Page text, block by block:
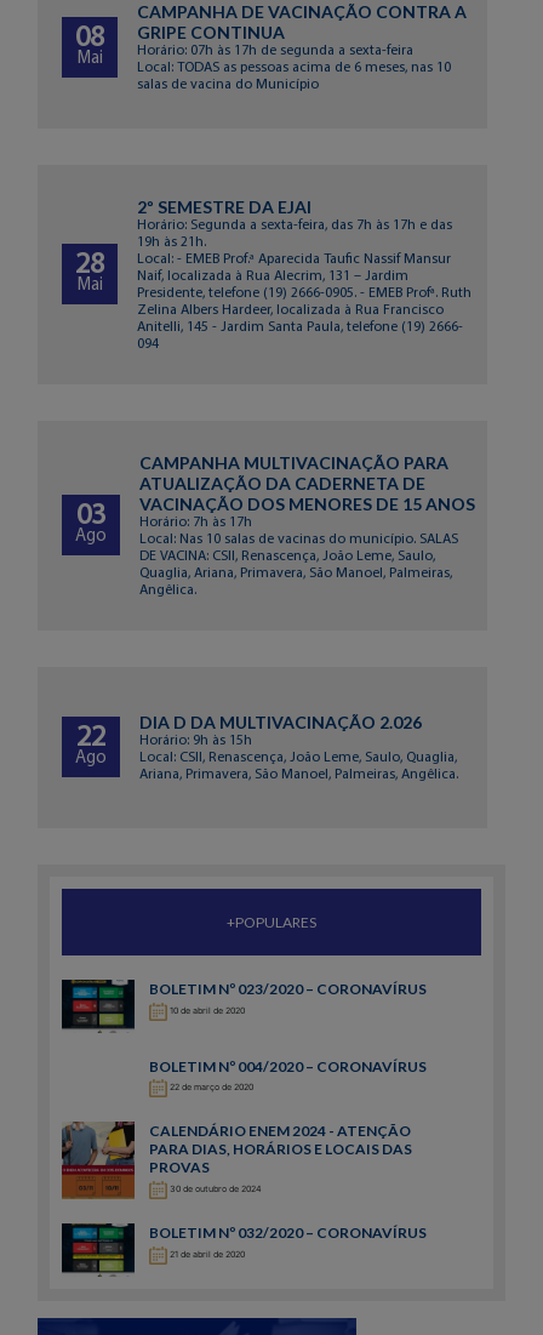
08
Mai
CAMPANHA DE VACINAÇÃO CONTRA A
GRIPE CONTINUA
Horário: 07h às 17h de segunda a sexta-feira
Local: TODAS as pessoas acima de 6 meses, nas 10
salas de vacina do Município
28
Mai
2º SEMESTRE DA EJAI
Horário: Segunda a sexta-feira, das 7h às 17h e das
19h às 21h.
Local: - EMEB Prof.ª Aparecida Taufic Nassif Mansur
Naif, localizada à Rua Alecrim, 131 – Jardim
Presidente, telefone (19) 2666-0905. - EMEB Profª. Ruth
Zelina Albers Hardeer, localizada à Rua Francisco
Anitelli, 145 - Jardim Santa Paula, telefone (19) 2666-
094
03
Ago
CAMPANHA MULTIVACINAÇÃO PARA
ATUALIZAÇÃO DA CADERNETA DE
VACINAÇÃO DOS MENORES DE 15 ANOS
Horário: 7h às 17h
Local: Nas 10 salas de vacinas do município. SALAS
DE VACINA: CSII, Renascença, João Leme, Saulo,
Quaglia, Ariana, Primavera, São Manoel, Palmeiras,
Angêlica.
22
Ago
DIA D DA MULTIVACINAÇÃO 2.026
Horário: 9h às 15h
Local: CSII, Renascença, João Leme, Saulo, Quaglia,
Ariana, Primavera, São Manoel, Palmeiras, Angêlica.
+POPULARES
BOLETIM Nº 023/2020 – CORONAVÍRUS
10 de abril de 2020
BOLETIM Nº 004/2020 – CORONAVÍRUS
22 de março de 2020
CALENDÁRIO ENEM 2024 - ATENÇÃO
PARA DIAS, HORÁRIOS E LOCAIS DAS
PROVAS
30 de outubro de 2024
BOLETIM Nº 032/2020 – CORONAVÍRUS
21 de abril de 2020